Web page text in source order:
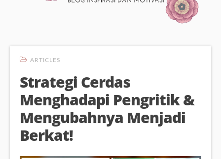
ARTICLES
Strategi Cerdas
Menghadapi Pengritik &
Mengubahnya Menjadi
Berkat!